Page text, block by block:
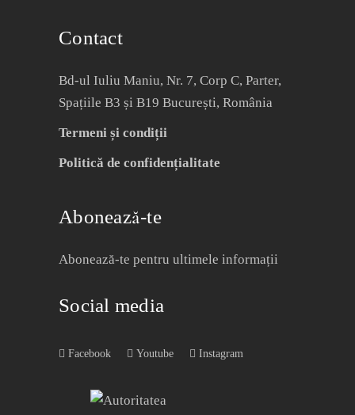
Contact
Bd-ul Iuliu Maniu, Nr. 7, Corp C, Parter,
Spațiile B3 și B19 București, România
Termeni și condiții
Politică de confidențialitate
Abonează-te
Abonează-te pentru ultimele informații
Social media
Facebook Youtube Instagram